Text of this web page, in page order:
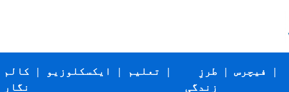
کالم
نگار
| ایکسکلوزیو | تعلیم |
طرزِ
زندگی
| فیچرس |